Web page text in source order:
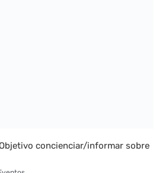
concienciar/informar sobre